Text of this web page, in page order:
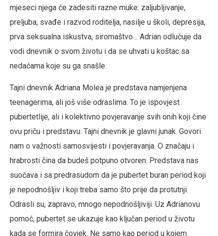
mjeseci njega će zadesiti razne muke: zaljubljivanje,
preljuba, svađe i razvod roditelja, nasilje u školi, depresija,
prva seksualna iskustva, siromaštvo… Adrian odlučuje da
vodi dnevnik o svom životu i da se uhvati u koštac sa
nedaćama koje su ga snašle.
Tajni dnevnik Adriana Molea je predstava namjenjena
teenagerima, ali još više odraslima. To je ispovjest
pubertetlije, ali i kolektivno povjeravanje svih onih koji čine
ovu priču i predstavu. Tajni dnevnik je glavni junak. Govori
nam o važnosti samosvijesti i povjeravanja. O značaju i
hrabrosti čina da budeš potpuno otvoren. Predstava nas
suočava i sa predrasudom da je pubertet buran period koji
je nepodnošljiv i koji treba samo što prije da protutnji.
Odrasli su, zapravo, mnogo nepodnošljiviji. Uz Adrianovu
pomoć, pubertet se ukazuje kao ključan period u životu
kada se formira čovjek. Ne samo kao period u kojem